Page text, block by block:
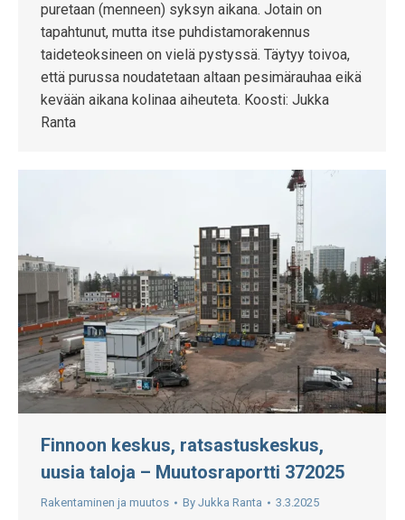
puretaan (menneen) syksyn aikana. Jotain on
tapahtunut, mutta itse puhdistamorakennus
taideteoksineen on vielä pystyssä. Täytyy toivoa,
että purussa noudatetaan altaan pesimärauhaa eikä
kevään aikana kolinaa aiheuteta. Koosti: Jukka
Ranta
Finnoon keskus, ratsastuskeskus,
uusia taloja – Muutosraportti 372025
Rakentaminen ja muutos By Jukka Ranta 3.3.2025